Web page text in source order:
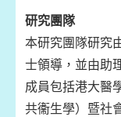
研究團隊
本研究團隊研究
士領導，並由助
成員包括港大醫
共衞生學）暨社